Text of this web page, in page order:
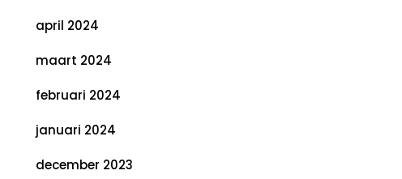
april 2024
maart 2024
februari 2024
januari 2024
december 2023